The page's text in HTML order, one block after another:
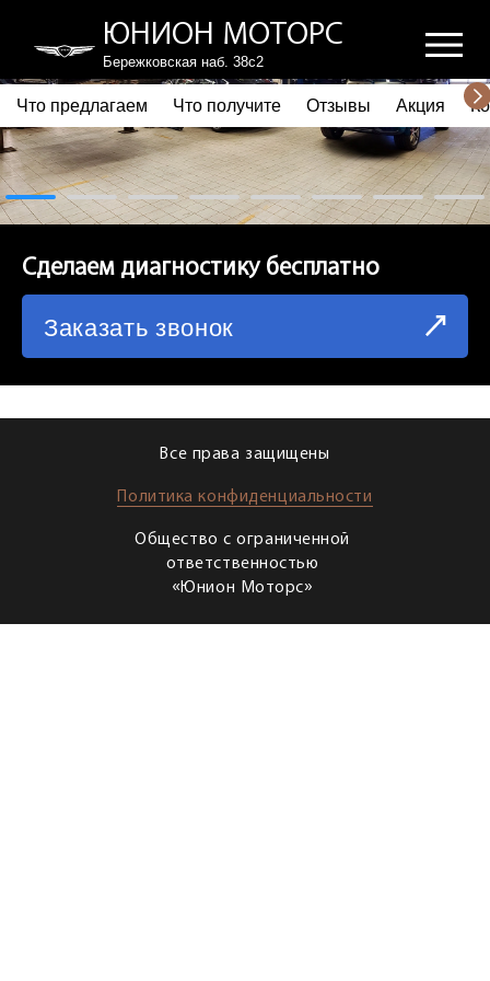
ЮНИОН МОТОРС
Бережковская наб. 38с2
ПОЧЕМУ ВЫБИРАЮТ НАС
ЧТО ПРЕДЛАГАЕМ
ЧТО ПОЛУЧИТЕ
СХЕМА ПРОЕЗДА
Что предлагаем Что получите Отзывы Акция
Сделаем диагностику бесплатно
Заказать звонок
Все права защищены
Политика конфиденциальности
Общество с ограниченной
ответственностью
«Юнион Моторс»